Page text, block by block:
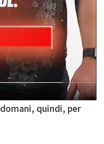
quindi, per